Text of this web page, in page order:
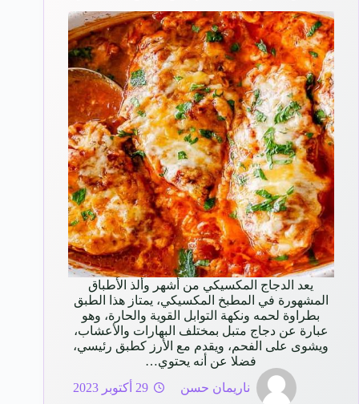
يعد الدجاج المكسيكي من أشهر وألذ الأطباق
المشهورة في المطبخ المكسيكي، يمتاز هذا الطبق
بطراوة لحمه ونكهة التوابل القوية والحارة، وهو
عبارة عن دجاج متبل بمختلف البهارات والأعشاب،
ويشوى على الفحم، ويقدم مع الأرز كطبق رئيسي،
فضلا عن أنه يحتوي…
ناريمان حسن
29 أكتوبر 2023